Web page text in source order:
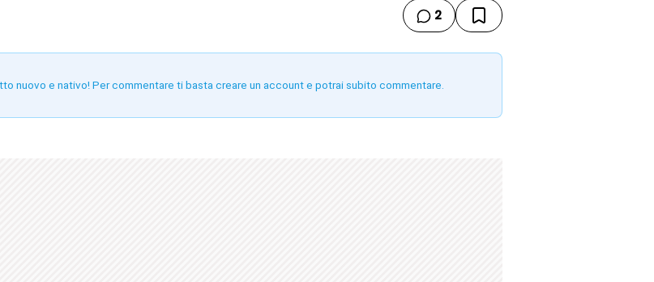
2
nuovo e nativo! Per commentare ti basta creare un account e potrai subito commentare.